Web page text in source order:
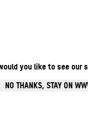
you like to see our
NO THANKS, STAY ON